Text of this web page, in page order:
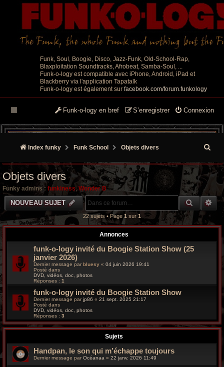
Funk, Soul, Boogie, Disco, Jazz-Funk, Old-School-Rap,
Blaxploitation Soundtracks, Afrobeat, Samba-Soul, ...
Funk-o-logy est compatible avec iPhone, Android, iPad et
Blackberry via l'application Tapatalk
Funk-o-logy est également sur facebook.com/forum.funkology
Connexion
S’enregistrer
Funk-o-logy en bref
Index funky Funk School Objets divers
e
h
r
c
o
Objets divers
Funky admins : funkiness, Wonder B
NOUVEAU SUJET
22 sujets • Page 1 sur 1
Annonces
funk-o-logy invité du Boogie Station Show (25
janvier 2026)
Dernier message par bluesy « 04 juin 2026 19:41
Posté dans
DVD, vidéos, doc, photos
Réponses : 1
funk-o-logy invité du Boogie Station Show
Dernier message parjp86 « 21 sept. 2025 21:17
Posté dans
DVD, vidéos, doc, photos
Réponses : 3
Sujets
Handpan, le son qui m’échappe toujours
Dernier message par Océanaa « 22 janv. 2026 11:49